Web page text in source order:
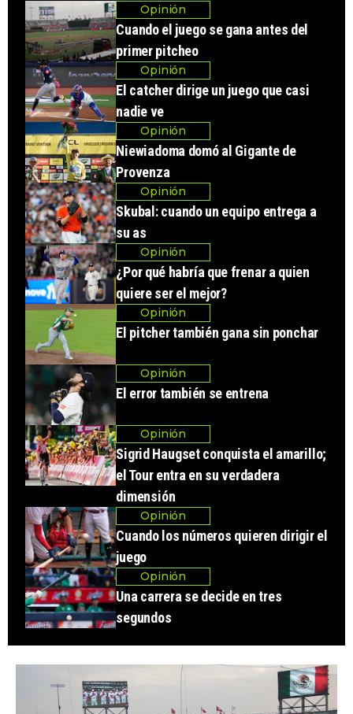
Opinión
Cuando el juego se gana antes del
primer pitcheo
Opinión
El catcher dirige un juego que casi
nadie ve
Opinión
Niewiadoma domó al Gigante de
Provenza
Opinión
Skubal: cuando un equipo entrega a
su as
Opinión
¿Por qué habría que frenar a quien
quiere ser el mejor?
Opinión
El pitcher también gana sin ponchar
Opinión
El error también se entrena
Opinión
Sigrid Haugset conquista el amarillo;
el Tour entra en su verdadera
dimensión
Opinión
Cuando los números quieren dirigir el
juego
Opinión
Una carrera se decide en tres
segundos